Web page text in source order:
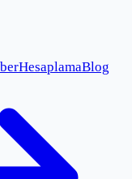
HesaplamaBlog